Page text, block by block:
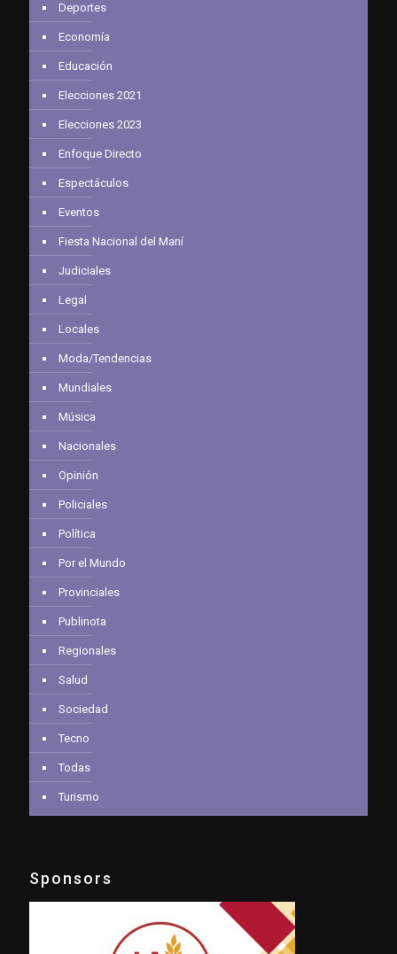
Deportes
Economía
Educación
Elecciones 2021
Elecciones 2023
Enfoque Directo
Espectáculos
Eventos
Fiesta Nacional del Maní
Judiciales
Legal
Locales
Moda/Tendencias
Mundiales
Música
Nacionales
Opinión
Policiales
Política
Por el Mundo
Provinciales
Publinota
Regionales
Salud
Sociedad
Tecno
Todas
Turismo
Sponsors